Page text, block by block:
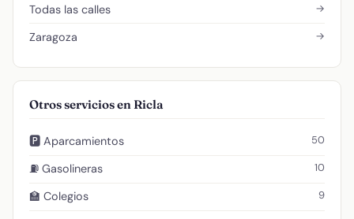
Todas las calles →
Zaragoza →
Otros servicios en Ricla
🅿️ Aparcamientos 50
⛽ Gasolineras 10
🏫 Colegios 9